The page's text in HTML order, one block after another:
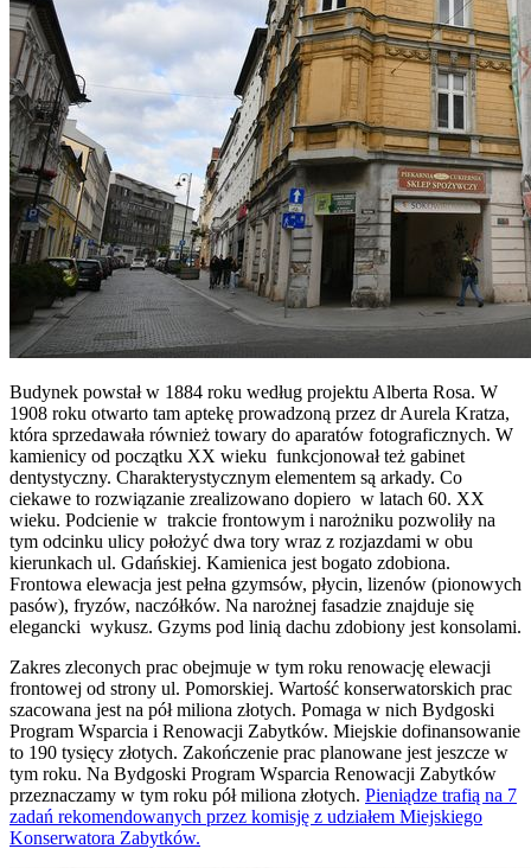
Budynek powstał w 1884 roku według projektu Alberta Rosa. W
1908 roku otwarto tam aptekę prowadzoną przez dr Aurela Kratza,
która sprzedawała również towary do aparatów fotograficznych. W
kamienicy od początku XX wieku funkcjonował też gabinet
dentystyczny. Charakterystycznym elementem są arkady. Co
ciekawe to rozwiązanie zrealizowano dopiero w latach 60. XX
wieku. Podcienie w trakcie frontowym i narożniku pozwoliły na
tym odcinku ulicy położyć dwa tory wraz z rozjazdami w obu
kierunkach ul. Gdańskiej. Kamienica jest bogato zdobiona.
Frontowa elewacja jest pełna gzymsów, płycin, lizenów (pionowych
pasów), fryzów, naczółków. Na narożnej fasadzie znajduje się
elegancki wykusz. Gzyms pod linią dachu zdobiony jest konsolami.
Zakres zleconych prac obejmuje w tym roku renowację elewacji
frontowej od strony ul. Pomorskiej. Wartość konserwatorskich prac
szacowana jest na pół miliona złotych. Pomaga w nich Bydgoski
Program Wsparcia i Renowacji Zabytków. Miejskie dofinansowanie
to 190 tysięcy złotych. Zakończenie prac planowane jest jeszcze w
tym roku. Na Bydgoski Program Wsparcia Renowacji Zabytków
przeznaczamy w tym roku pół miliona złotych. Pieniądze trafią na 7
zadań rekomendowanych przez komisję z udziałem Miejskiego
Konserwatora Zabytków.